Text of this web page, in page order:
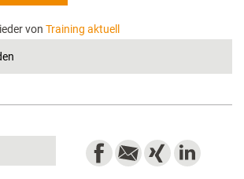
von Training aktuell